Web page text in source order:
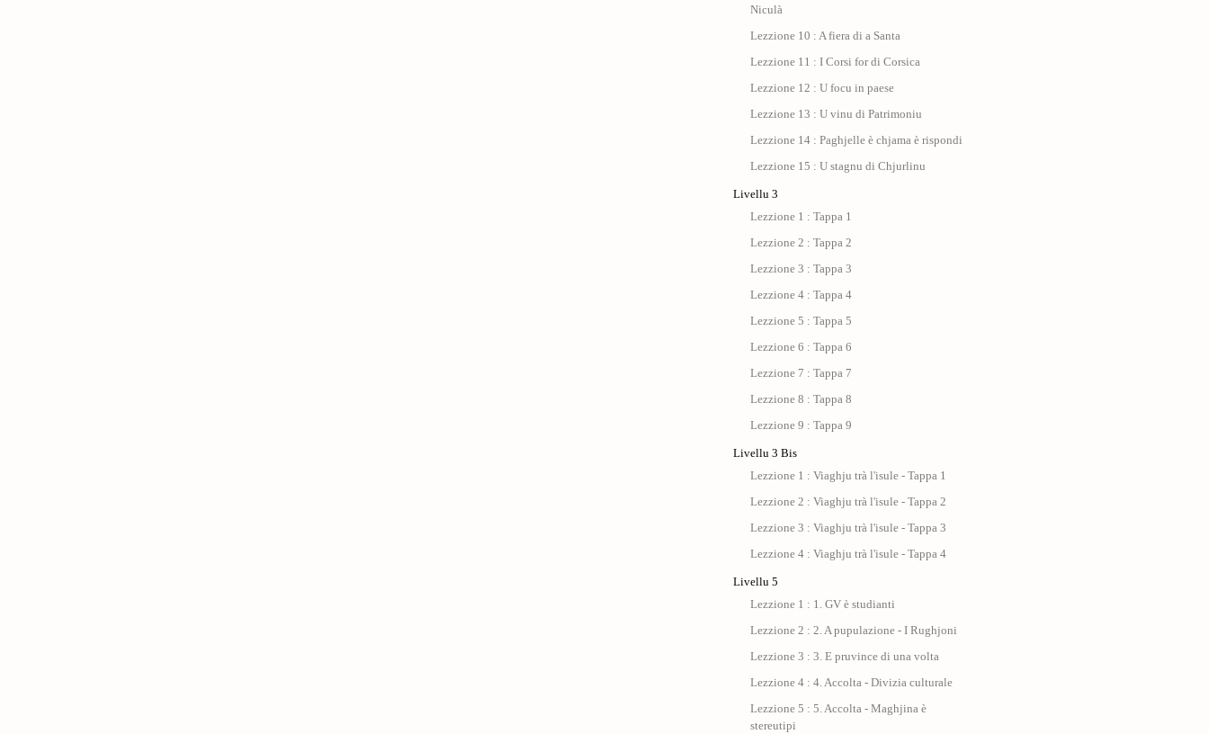
Niculà
Lezzione 10 : A fiera di a Santa
Lezzione 11 : I Corsi for di Corsica
Lezzione 12 : U focu in paese
Lezzione 13 : U vinu di Patrimoniu
Lezzione 14 : Paghjelle è chjama è rispondi
Lezzione 15 : U stagnu di Chjurlinu
Livellu 3
Lezzione 1 : Tappa 1
Lezzione 2 : Tappa 2
Lezzione 3 : Tappa 3
Lezzione 4 : Tappa 4
Lezzione 5 : Tappa 5
Lezzione 6 : Tappa 6
Lezzione 7 : Tappa 7
Lezzione 8 : Tappa 8
Lezzione 9 : Tappa 9
Livellu 3 Bis
Lezzione 1 : Viaghju trà l'isule - Tappa 1
Lezzione 2 : Viaghju trà l'isule - Tappa 2
Lezzione 3 : Viaghju trà l'isule - Tappa 3
Lezzione 4 : Viaghju trà l'isule - Tappa 4
Livellu 5
Lezzione 1 : 1. GV è studianti
Lezzione 2 : 2. A pupulazione - I Rughjoni
Lezzione 3 : 3. E pruvince di una volta
Lezzione 4 : 4. Accolta - Divizia culturale
Lezzione 5 : 5. Accolta - Maghjina è
stereutipi